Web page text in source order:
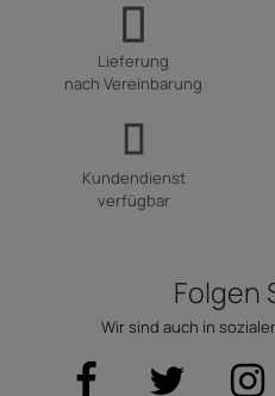
Lieferung
nach Vereinbarung
Kundendienst
verfügbar
Folgen
Wir sind auch in